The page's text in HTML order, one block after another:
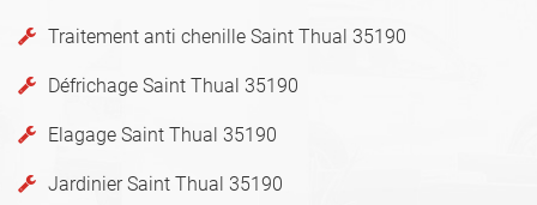
Traitement anti chenille Saint Thual 35190
Défrichage Saint Thual 35190
Elagage Saint Thual 35190
Jardinier Saint Thual 35190